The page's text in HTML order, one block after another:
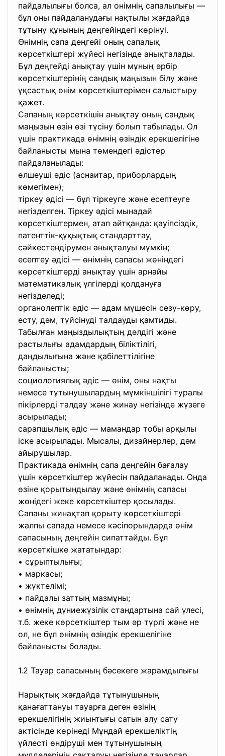
пайдалылығы болса, ал онімнің сапалылығы —
бұл оны пайдаланудағы нақтылы жағдайда
тұтыну құнының деңгейіндегі көрінуі.
Өнімнің сапа деңгейі оның сапалық
көрсеткіштері жүйесі негізінде анықталады.
Бұл деңгейді анықтау үшін мұның әрбір
көрсеткіштерінің сандық маңызын білу және
ұқсастық өнім көрсеткіштерімен салыстыру
қажет.
Сапаның көрсеткішін анықтау оның саңдық
маңызын өзін өзі түсіну болып табылады. Ол
үшін практикада өнімнің өзіндік ерекшелігіне
байланысты мына төмендегі әдістер
пайдаланылады:
өлшеуші әдіс (аснаитар, приборлардың
көмегімен);
тіркеу әдісі — бұл тіркеуге және есептеуге
негізделген. Тіркеу әдісі мынадай
көрсеткіштермен, атап айтқанда: қауіпсіздік,
патенттік-құқықтық стандарттау,
сәйкестендірумен анықталуы мүмкін;
есептеу әдісі — өнімнің сапасы жөніндегі
көрсеткіштерді анықтау үшін арнайы
математикалық үлгілерді қолдануға
негізделеді;
органолептік әдіс — адам мүшесін сезу-көру,
есту, дәм, түйсінуді талдауды қамтиды.
Табылған маңыздылықтың дәлдігі және
растылығы адамдардың біліктілігі,
даңдылығына және қабілеттілігіне
байланысты;
социологиялық әдіс — өнім, оны нақты
немесе тұтынушылардың мүмкіншілігі туралы
пікірлерді талдау және жинау негізінде жүзеге
асырылады;
сарапшылық әдіс — мамандар тобы арқылы
іске асырылады. Мысалы, дизайнерлер, дәм
айырушылар.
Практикада өнімнің сапа деңгейін бағалау
үшін көрсеткіштер жүйесін пайдаланады. Онда
өзіне қорытындылау және өнімнің сапасы
жөнідегі жеке көрсеткіштер қосылады.
Сапаны жинақтап қорыту көрсеткіштері
жалпы сапада немесе кәсіпорындарда өнім
сапасының деңгейін сипаттайды. Бұл
көрсеткішке жататындар:
• сұрыптылығы;
• маркасы;
• жүктелімі;
• пайдалы заттың мазмұны;
• өнімнің дүниежүзілік стандартына сай үлесі,
т.б. жеке көрсеткіштер тым әр түрлі және не
ол, не бұл өнімнің өзіндік ерекшелігіне
байланысты болады.
1.2 Тауар сапасының бәсекеге жарамдылығы
Нарықтық жағдайда тұтынушының
қанағаттануы тауарға деген өзінің
ерекшелігінің жиынтығы сатын алу сату
актісінде көрінеді Мұндай ерекшеліктің
үйлесті өндіруші мен тұтынушының